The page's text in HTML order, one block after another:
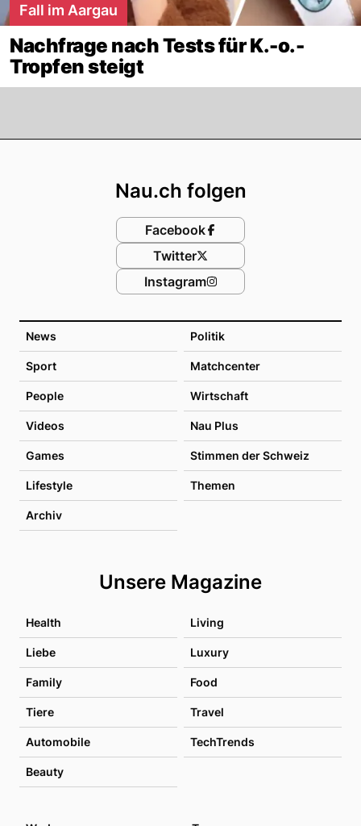
Fall im Aargau
Nachfrage nach Tests für K.-o.-
Tropfen steigt
News Politik
Sport Matchcenter
People Wirtschaft
Videos Nau Plus
Games Stimmen der Schweiz
Lifestyle Themen
Archiv
Unsere Magazine
Health Living
Liebe Luxury
Family Food
Tiere Travel
Automobile TechTrends
Beauty
Nau.ch folgen
Facebook
Twitter
Instagram